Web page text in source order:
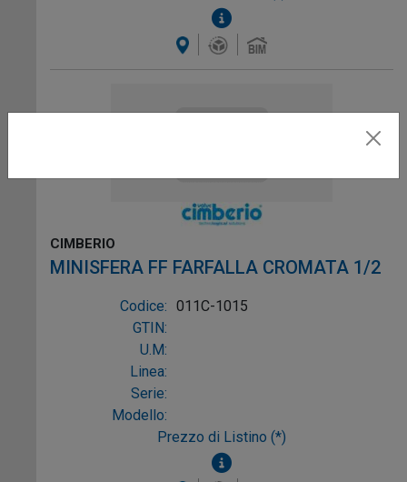
CIMBERIO
MINISFERA FF FARFALLA CROMATA 1/2
Codice: 011C-1015
GTIN:
U.M:
Linea:
Serie:
Modello:
Prezzo di Listino (*)